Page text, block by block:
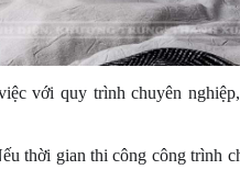
với quy trình chuyên
thời gian thi công công trình